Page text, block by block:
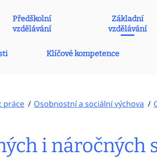
Předškolní
vzdělávání
Základní
vzdělávání
Klíčové kompetence
práce Osobnostní a sociální výchova
i